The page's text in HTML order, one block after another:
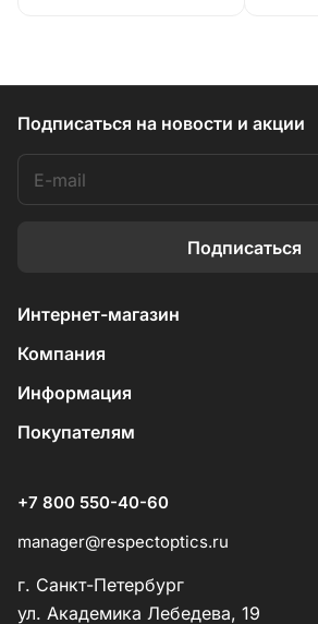
Подписаться на новости и акции
Подписаться
Интернет-магазин
Компания
Информация
Покупателям
+7 800 550-40-60
manager@respectoptics.ru
г. Санкт-Петербург
ул. Академика Лебедева, 19